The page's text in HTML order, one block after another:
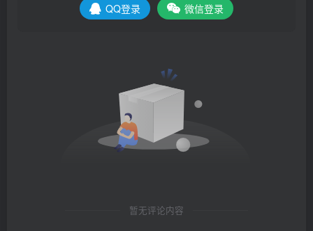
QQ登录 微信登录
暂无评论内容